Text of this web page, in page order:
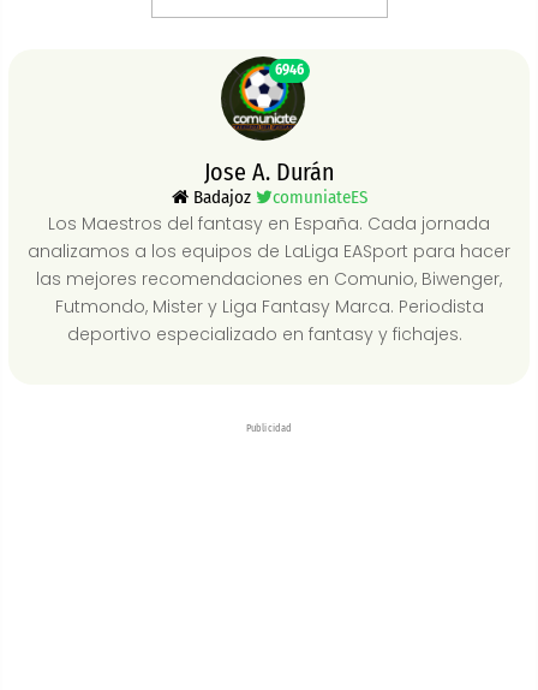
6946
Jose A. Durán
Badajoz comuniateES
Los Maestros del fantasy en España. Cada jornada
analizamos a los equipos de LaLiga EASport para hacer
las mejores recomendaciones en Comunio, Biwenger,
Futmondo, Mister y Liga Fantasy Marca. Periodista
deportivo especializado en fantasy y fichajes.
Publicidad